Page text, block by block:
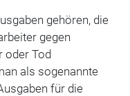
gehören, die
gegen
oder Tod
als sogenannte
für die